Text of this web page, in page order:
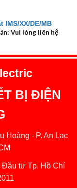
IMS/XX/DE/MB
Vui lòng liên hệ
BỊ ĐIỆN
Hoàng - P. An Lạc
Đầu tư Tp. Hồ Chí